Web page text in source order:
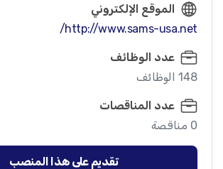
الموقع الإلكتروني
http://www.sams-usa.net/
عدد الوظائف
148 الوظائف
عدد المناقصات
0 مناقصة
تقديم على هذا المنصب